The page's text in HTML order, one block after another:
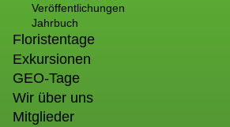
Veröffentlichungen
Jahrbuch
Floristentage
Exkursionen
GEO-Tage
Wir über uns
Mitglieder